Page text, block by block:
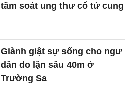
tầm soát ung thư cổ tử cung
Giành giật sự sống cho ngư
dân do lặn sâu 40m ở
Trường Sa